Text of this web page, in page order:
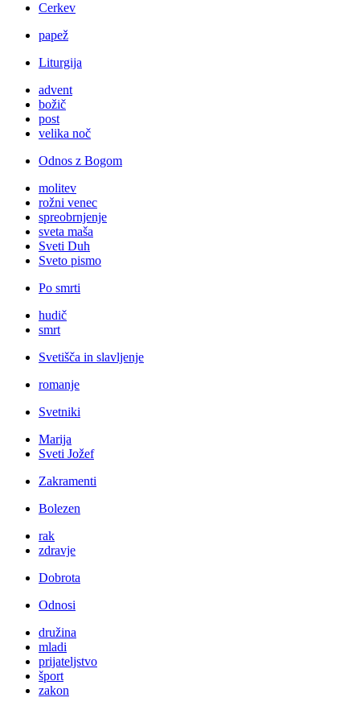
Cerkev
papež
Liturgija
advent
božič
post
velika noč
Odnos z Bogom
molitev
rožni venec
spreobrnjenje
sveta maša
Sveti Duh
Sveto pismo
Po smrti
hudič
smrt
Svetišča in slavljenje
romanje
Svetniki
Marija
Sveti Jožef
Zakramenti
Bolezen
rak
zdravje
Dobrota
Odnosi
družina
mladi
prijateljstvo
šport
zakon